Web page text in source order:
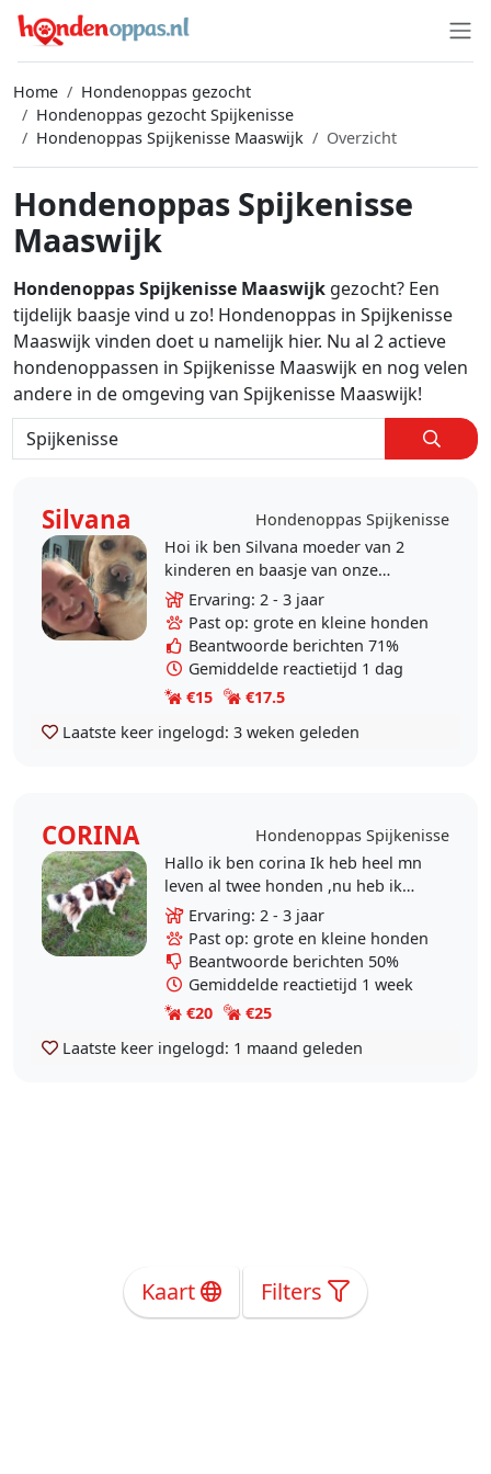
Home
Hondenoppas gezocht
Hondenoppas gezocht Spijkenisse
Hondenoppas Spijkenisse Maaswijk
Overzicht
Hondenoppas Spijkenisse
Maaswijk
Hondenoppas Spijkenisse Maaswijk gezocht? Een
tijdelijk baasje vind u zo! Hondenoppas in Spijkenisse
Maaswijk vinden doet u namelijk hier. Nu al 2 actieve
hondenoppassen in Spijkenisse Maaswijk en nog velen
andere in de omgeving van Spijkenisse Maaswijk!
Silvana
Hondenoppas Spijkenisse
Hoi ik ben Silvana moeder van 2
kinderen en baasje van onze
labrador Emma. Wij ,mijn man en ik
, willen je hond een warm en veilig
thuis geven als je..
Ervaring: 2 - 3 jaar
Past op: grote en kleine honden
Beantwoorde berichten 71%
Gemiddelde reactietijd 1 dag
€15
€17.5
Laatste keer ingelogd: 3 weken geleden
CORINA
Hondenoppas Spijkenisse
Hallo ik ben corina Ik heb heel mn
leven al twee honden ,nu heb ik
een kooiker en die speelt graag
met andere honden. Ik weet
natuurlijk niet dat..
Ervaring: 2 - 3 jaar
Past op: grote en kleine honden
Beantwoorde berichten 50%
Gemiddelde reactietijd 1 week
€20
€25
Laatste keer ingelogd: 1 maand geleden
Kaart Filters